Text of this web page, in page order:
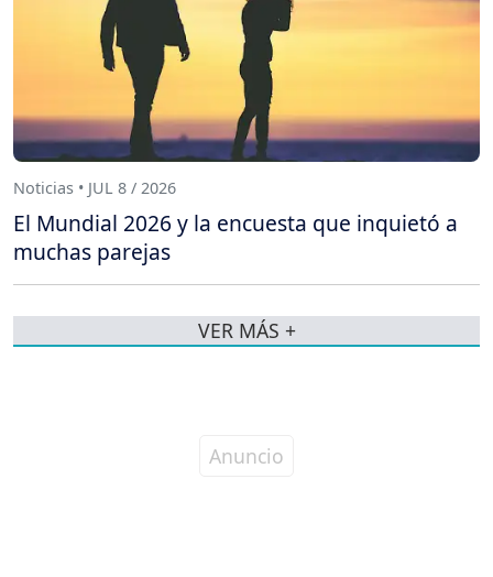
Noticias • JUL 8 / 2026
El Mundial 2026 y la encuesta que inquietó a
muchas parejas
VER MÁS +